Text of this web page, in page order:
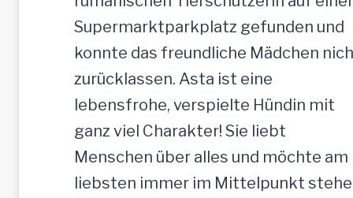
h
e
H
ü
n
d
i
Supermarktparkplatz gefunden und
konnte das freundliche Mädchen
zurücklassen. Asta ist eine
lebensfrohe, verspielte Hündin mit
ganz viel Charakter! Sie liebt
Menschen über alles und möchte am
liebsten immer im Mittelpunkt